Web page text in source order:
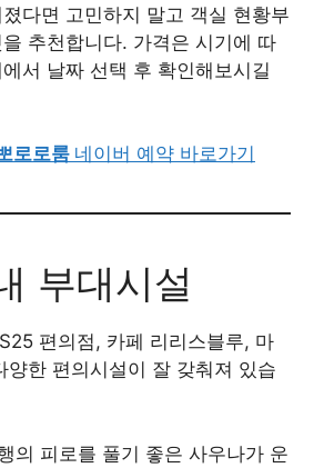
다면 고민하지 말고 객실 현황부
추천합니다. 가격은 시기에 따
서 날짜 선택 후 확인해보시길
로로룸 네이버 예약 바로가기
부대시설
편의점, 카페 리리스블루, 마
양한 편의시설이 잘 갖춰져 있습
의 피로를 풀기 좋은 사우나가 운